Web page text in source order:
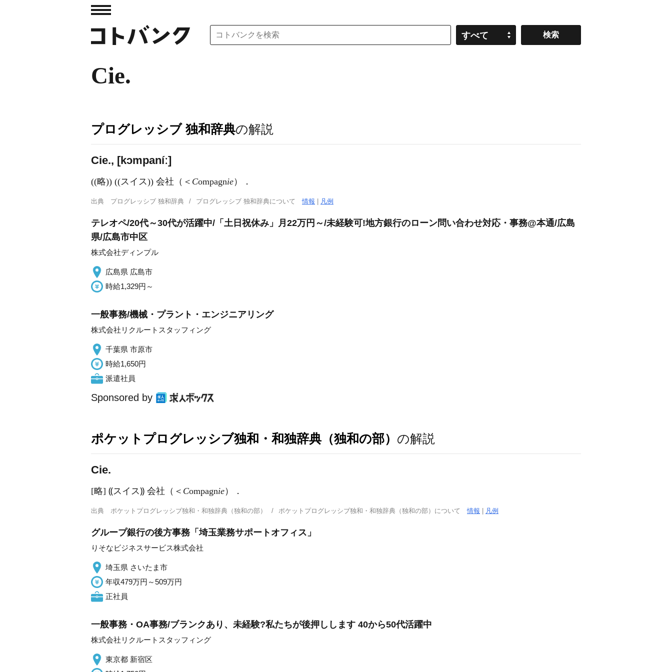
すべて
Cie.
プログレッシブ 独和辞典の解説
Cie., [kɔmpaníː]
((略)) ((スイス)) 会社（＜ Compagnie）．
出典 プログレッシブ 独和辞典 プログレッシブ 独和辞典について情報 凡例
テレオペ/20代～30代が活躍中/「土日祝休み」月22万円～/未経験可!地方銀行のローン問い合わせ対応・事務@本通/広島
県/広島市中区
株式会社ディンプル
広島県 広島市
時給1,329円～
一般事務/機械・プラント・エンジニアリング
株式会社リクルートスタッフィング
千葉県 市原市
時給1,650円
派遣社員
Sponsored by
ポケットプログレッシブ独和・和独辞典（独和の部） の解説
Cie.
[略] ⸨スイス⸩ 会社（＜ Compagnie）．
出典 ポケットプログレッシブ独和・和独辞典（独和の部） ポケットプログレッシブ独和・和独辞典（独和の部）について情報 | 凡例
グループ銀行の後方事務「埼玉業務サポートオフィス」
りそなビジネスサービス株式会社
埼玉県 さいたま市
年収479万円～509万円
正社員
一般事務・OA事務/ブランクあり、未経験?私たちが後押しします 40から50代活躍中
株式会社リクルートスタッフィング
東京都 新宿区